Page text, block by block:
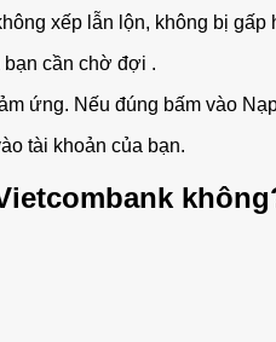
xếp lẫn lộn, không bị gấp
bạn cần chờ đợi .
ứng. Nếu đúng bấm vào
tài khoản của bạn.